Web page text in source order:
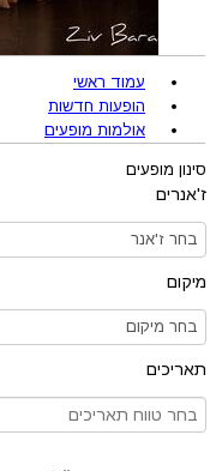
עמוד ראשי
הופעות חדשות
אולמות מופעים
סינון מופעים
ז'אנרים
מיקום
תאריכים